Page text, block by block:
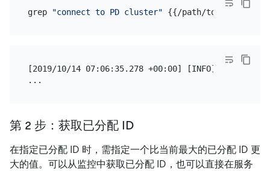
grep "connect to PD cluster"
[2019/10/14 07:06:35.278 +00:00] [INFO] [tikv-
第 2 步：获取已分配 ID
在指定已分配 ID 时，需指定一个比当前最大的已分配 ID 更
大的值。可以从监控中获取已分配 ID，也可以直接在服务